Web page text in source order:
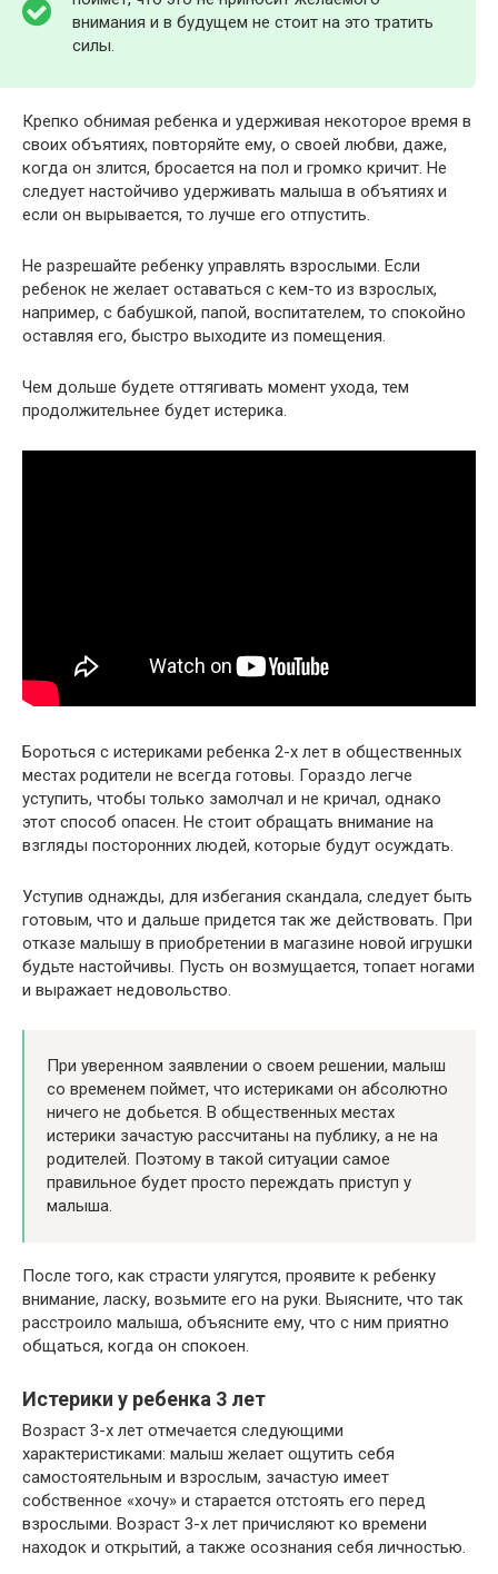
внимания и в будущем не стоит на это тратить
силы.
Крепко обнимая ребенка и удерживая некоторое время в
своих объятиях, повторяйте ему, о своей любви, даже,
когда он злится, бросается на пол и громко кричит. Не
следует настойчиво удерживать малыша в объятиях и
если он вырывается, то лучше его отпустить.
Не разрешайте ребенку управлять взрослыми. Если
ребенок не желает оставаться с кем-то из взрослых,
например, с бабушкой, папой, воспитателем, то спокойно
оставляя его, быстро выходите из помещения.
Чем дольше будете оттягивать момент ухода, тем
продолжительнее будет истерика.
Бороться с истериками ребенка 2-х лет в общественных
местах родители не всегда готовы. Гораздо легче
уступить, чтобы только замолчал и не кричал, однако
этот способ опасен. Не стоит обращать внимание на
взгляды посторонних людей, которые будут осуждать.
Уступив однажды, для избегания скандала, следует быть
готовым, что и дальше придется так же действовать. При
отказе малышу в приобретении в магазине новой игрушки
будьте настойчивы. Пусть он возмущается, топает ногами
и выражает недовольство.
При уверенном заявлении о своем решении, малыш
со временем поймет, что истериками он абсолютно
ничего не добьется. В общественных местах
истерики зачастую рассчитаны на публику, а не на
родителей. Поэтому в такой ситуации самое
правильное будет просто переждать приступ у
малыша.
После того, как страсти улягутся, проявите к ребенку
внимание, ласку, возьмите его на руки. Выясните, что так
расстроило малыша, объясните ему, что с ним приятно
общаться, когда он спокоен.
Истерики у ребенка 3 лет
Возраст 3-х лет отмечается следующими
характеристиками: малыш желает ощутить себя
самостоятельным и взрослым, зачастую имеет
собственное «хочу» и старается отстоять его перед
взрослыми. Возраст 3-х лет причисляют ко времени
находок и открытий, а также осознания себя личностью.